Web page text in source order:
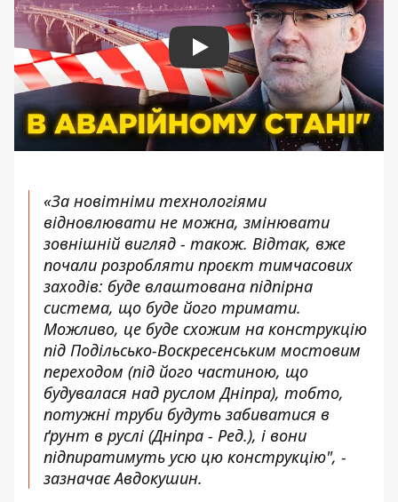
Play
«За новітніми технологіями
відновлювати не можна, змінювати
зовнішній вигляд - також. Відтак, вже
почали розробляти проєкт тимчасових
заходів: буде влаштована підпірна
система, що буде його тримати.
Можливо, це буде схожим на конструкцію
під Подільсько-Воскресенським мостовим
переходом (під його частиною, що
будувалася над руслом Дніпра), тобто,
потужні труби будуть забиватися в
ґрунт в руслі (Дніпра - Ред.), і вони
підпиратимуть усю цю конструкцію", -
зазначає Авдокушин.